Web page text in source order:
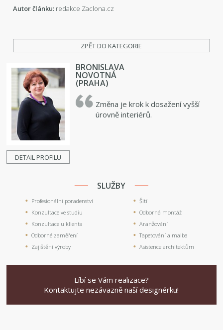
Autor článku: redakce Zaclona.cz
ZPĚT DO KATEGORIE
DETAIL PROFILU
BRONISLAVA
NOVOTNÁ
(PRAHA)
Změna je krok k dosažení vyšší
úrovně interiérů.
SLUŽBY
Profesionální poradenství
Konzultace ve studiu
Konzultace u klienta
Odborné zaměření
Zajištění výroby
Šití
Odborná montáž
Aranžování
Tapetování a malba
Asistence architektům
Líbí se Vám realizace?
Kontaktujte nezávazně naší designérku!